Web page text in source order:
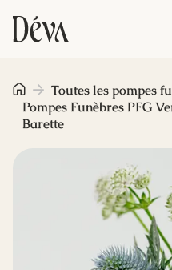
Obsèques
Monument
Livraison de fleurs
Toutes les pompes
Pompes Funèbres PFG
Barette